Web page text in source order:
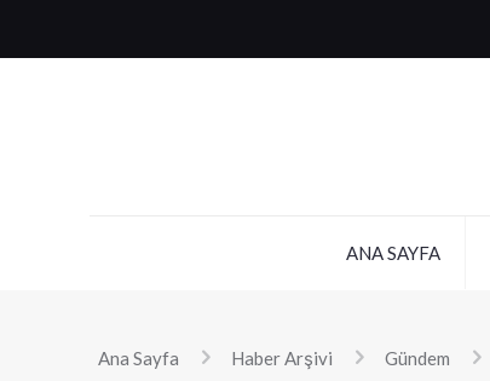
ANA SAYFA
Ana Sayfa Haber Arşivi Gündem